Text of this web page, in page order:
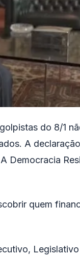
do 8/1
A
Democracia
quem